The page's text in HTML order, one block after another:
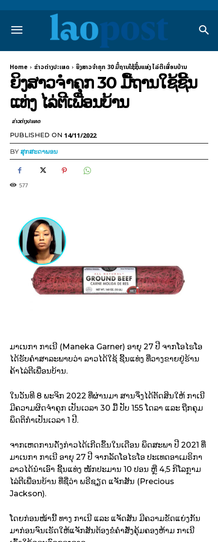
Home ຂ່າວຕ່າງປະເທດ ຍິງສາວຈຳຄຸກ 30 ມື້ຖານໃຊ້ຊີ້ນແທ່ງ ໄລ່ຕີເພື່ອນບ້ານ
ຍິງສາວຈຳຄຸກ 30 ມື້ຖານໃຊ້ຊີ້ນ
ແທ່ງ ໄລ່ຕີເພື່ອນບ້ານ
ຂ່າວຕ່າງປະເທດ
PUBLISHED ON 14/11/2022
BYສຸກສະດາພອນ
577
ມາເນກາ ກາເນີ (Maneka Garner) ອາຍຸ 27 ປີ ຈາກໂອໄຮໂອ
ໄດ້ຮັບຄຳສາລະພາບວ່າ ລາວໄດ້ໃຊ້ ຊີ້ນແທ່ງ ທີ່ວາງຂາຍຢູ່ຮ້ານ
ຄ້າໄລ່ຕີເພື່ອນບ້ານ.
ໃນວັນທີ 8 ພະຈິກ 2022 ທີ່ຜ່ານມາ ສານຈຶ່ງໄດ້ຕັດສິນໃຫ້ ກາເນີ
ມີຄວາມຜິດຈຳຄຸກ ເປັນເວລາ 30 ມື້ ປັບ 155 ໂດລາ ແລະ ຖືກຄຸມ
ພຶດຕິກຳເປັນເວລາ 1 ປີ.
ຈາກເຫດການດັ່ງກ່າວໄດ້ເກີດຂຶ້ນໃນເດືອນ ພຶດສະພາ ປີ 2021 ທີ່
ມາເນກາ ກາເນີ ອາຍຸ 27 ປີ ຈາກລັດໂອໄຮໂອ ປະເທດອາເມຣິກາ
ລາວໄດ້ນຳເອົາ ຊີ້ນແທ່ງ ໜັກປະມານ 10 ປອນ ຫຼື 4,5 ກິໂລກຼາມ
ໄລ່ຕີເພື່ອນບ້ານ ທີ່ຊື່ວ່າ ພຣີຊຽດ ແຈັກສັນ (Precious
Jackson).
ໂດຍກ່ອນໜ້ານີ້ ທາງ ກາເນີ ແລະ ແຈັດສັນ ມີຄວາມຂັດແຍ່ງກັນ
ມາກ່ອນຈົນເຮັດໃຫ້ແຈັກສັນຕ້ອງຂໍຄຳສັ່ງຄຸ້ມຄອງຫ້າມ ກາເນີ